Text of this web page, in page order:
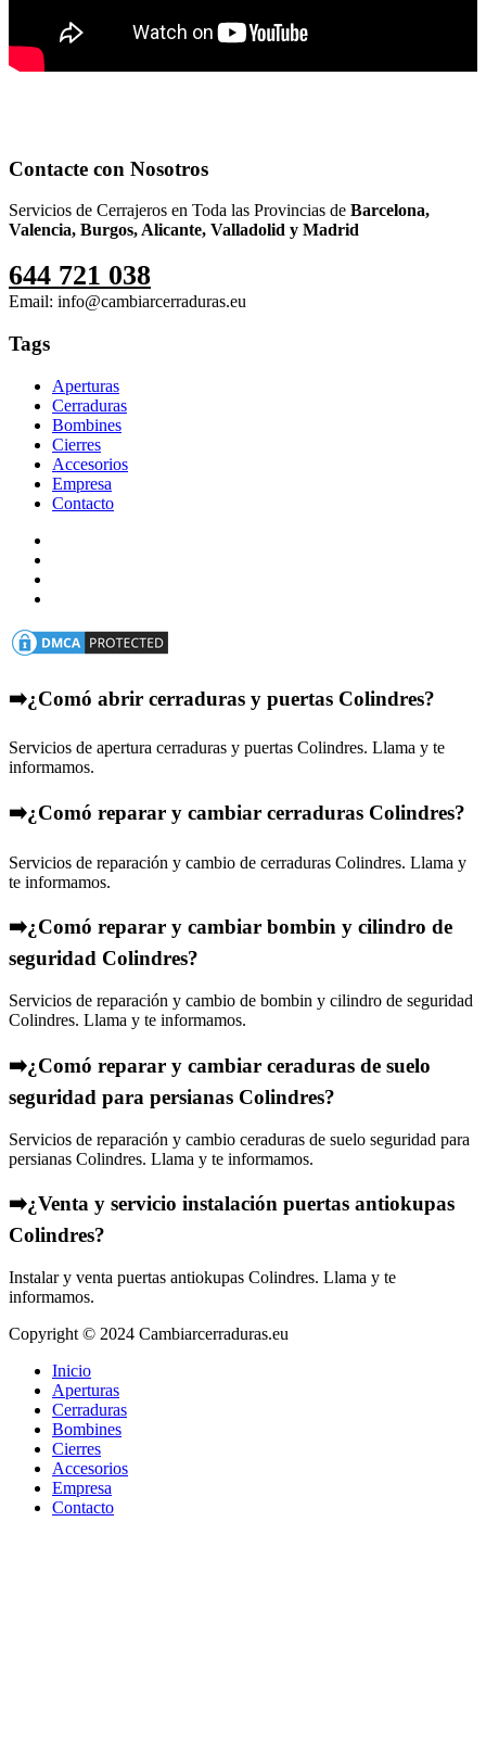
Contacte con Nosotros
Servicios de Cerrajeros en Toda las Provincias de Barcelona,
Valencia, Burgos, Alicante, Valladolid y Madrid
644 721 038
Email: info@cambiarcerraduras.eu
Tags
Aperturas
Cerraduras
Bombines
Cierres
Accesorios
Empresa
Contacto
➡️¿Comó abrir cerraduras y puertas Colindres?
Servicios de apertura cerraduras y puertas Colindres. Llama y te
informamos.
➡️¿Comó reparar y cambiar cerraduras Colindres?
Servicios de reparación y cambio de cerraduras Colindres. Llama y
te informamos.
➡️¿Comó reparar y cambiar bombin y cilindro de
seguridad Colindres?
Servicios de reparación y cambio de bombin y cilindro de seguridad
Colindres. Llama y te informamos.
➡️¿Comó reparar y cambiar ceraduras de suelo
seguridad para persianas Colindres?
Servicios de reparación y cambio ceraduras de suelo seguridad para
persianas Colindres. Llama y te informamos.
➡️¿Venta y servicio instalación puertas antiokupas
Colindres?
Instalar y venta puertas antiokupas Colindres. Llama y te
informamos.
Copyright © 2024 Cambiarcerraduras.eu
Inicio
Aperturas
Cerraduras
Bombines
Cierres
Accesorios
Empresa
Contacto